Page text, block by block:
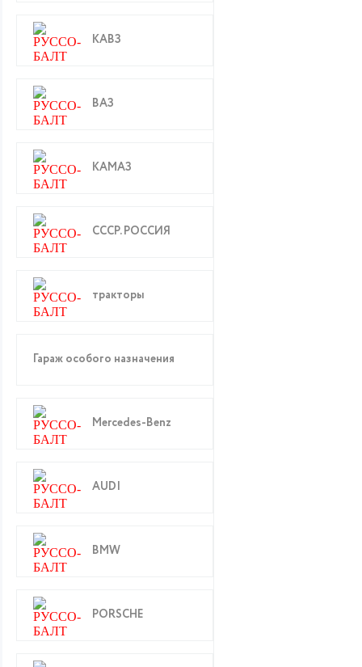
КАВЗ
ВАЗ
КАМАЗ
СССР. РОССИЯ
тракторы
Гараж особого назначения
Mercedes-Benz
AUDI
BMW
PORSCHE